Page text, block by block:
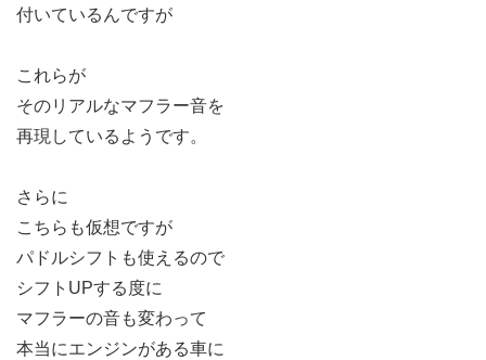
付いているんですが
これらが
そのリアルなマフラー音を
再現しているようです。
さらに
こちらも仮想ですが
パドルシフトも使えるので
シフトUPする度に
マフラーの音も変わって
本当にエンジンがある車に